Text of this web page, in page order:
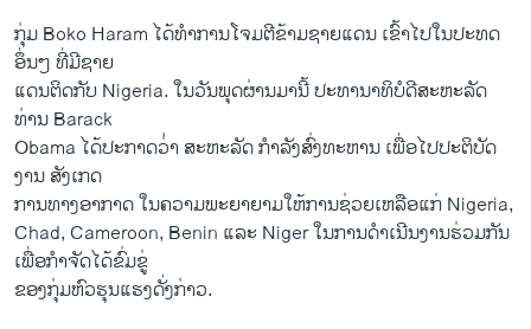
ກຸ່ມ Boko Haram ໄດ້​ທຳ​ການ​ໂຈມ​ຕີ​ຂ້າມ​ຊາຍ​ແດນ ເຂົ້າໄປ​ໃນ​ປະທດ
ອຶ່ນໆ ທີ່​ມີ​ຊາຍ
​ແດນ​ຕິດກັບ Nigeria. ​ໃນ​ວັນ​ພຸດຜ່ານ​ມານີ້ ປະທານາທິບໍດີສະຫະລັດ
ທ່ານ Barack
Obama ​ໄດ້​ປະກາດ​ວ່່າ ສະຫະລັດ ກຳລັງ​ສົ່ງ​ທະຫານ ​ເພື່ອ​ໄປປະຕິບັດ​
ງານ ສັງ​ເກ​ດ
ການ​ທາງ​ອາກາດ ​ໃນ​ຄວາມ​ພະຍາຍາມ​ໃຫ້ການ​ຊ່ວຍ​ເຫລືອ​ແກ່ ​Nigeria,
Chad, Cameroon, Benin ​ແລະ Niger ​ໃນ​ການດຳເນີນງານຮ່ວມກັນ
ເພື່ອກຳຈັດໄດ້​ຂົ່ມຂູ່​
ຂອງກຸ່ມ​ຫົວຮຸນ​ແຮງດັ່ງກ່າວ.